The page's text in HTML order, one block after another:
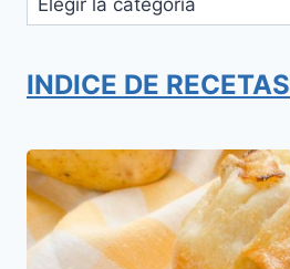
INDICE DE RECETAS
Knishes
de
Papa